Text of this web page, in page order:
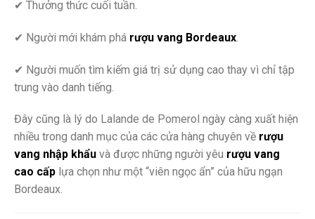
✔ Thưởng thức cuối tuần.
✔ Người mới khám phá rượu vang Bordeaux
✔ Người muốn tìm kiếm giá trị sử dụng cao thay vì chỉ tập
trung vào danh tiếng.
Đây cũng là lý do Lalande de Pomerol ngày càng xuất hiện
nhiều trong danh mục của các cửa hàng chuyên về rượu
vang nhập khẩu và được những người yêu rượu vang
cao cấp lựa chọn như một “viên ngọc ẩn” của hữu ngạn
Bordeaux.